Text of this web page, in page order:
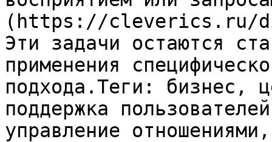
(https://cleverics.ru/
Эти задачи остаются
применения
подхода.Теги: бизнес,
поддержка
управление